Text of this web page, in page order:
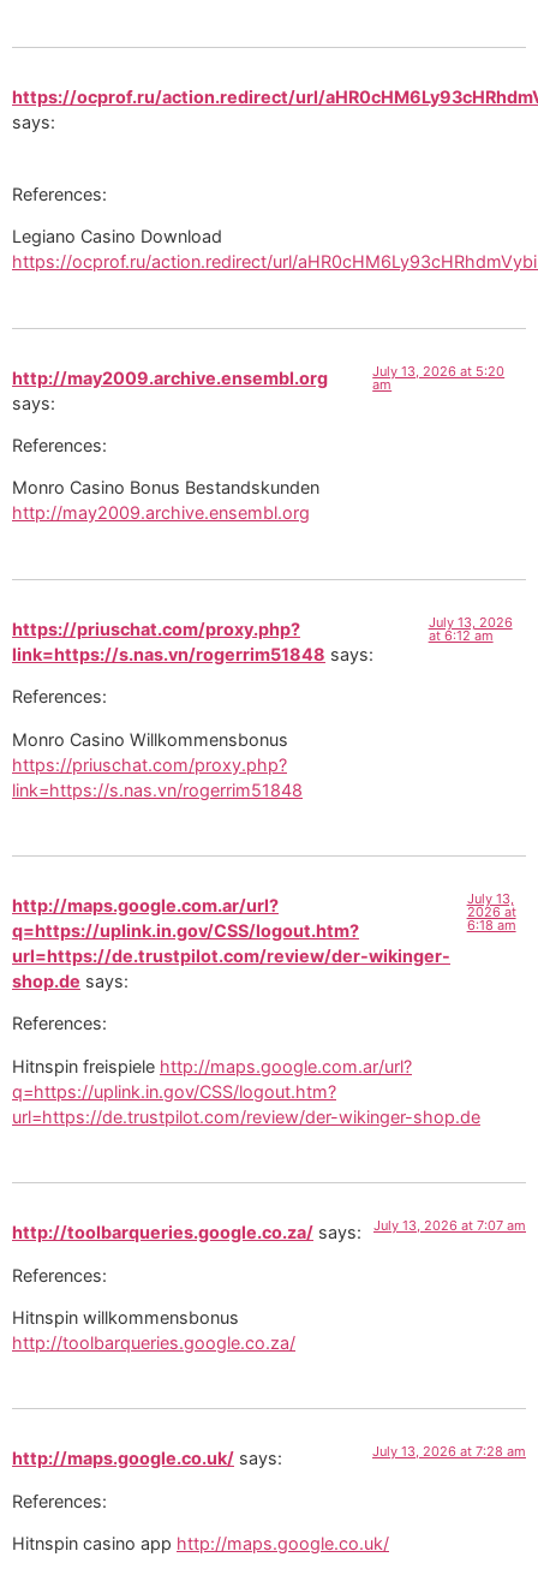
https://ocprof.ru/action.redirect/url/
says:
References:
Legiano Casino Download
https://ocprof.ru/action.redirect/url/
http://may2009.archive.ensembl.org
says:
July 13, 2026 at 5:20
am
References:
Monro Casino Bonus Bestandskunden
http://may2009.archive.ensembl.org
https://priuschat.com/proxy.php?
link=https://s.nas.vn/rogerrim51848 says:
July 13, 2026
at 6:12 am
References:
Monro Casino Willkommensbonus
https://priuschat.com/proxy.php?
link=https://s.nas.vn/rogerrim51848
http://maps.google.com.ar/url?
q=https://uplink.in.gov/CSS/logout.htm?
url=https://de.trustpilot.com/review/der-wikinger-
shop.de says:
July 13,
2026 at
6:18 am
References:
Hitnspin freispiele http://maps.google.com.ar/url?
q=https://uplink.in.gov/CSS/logout.htm?
url=https://de.trustpilot.com/review/der-wikinger-shop.de
http://toolbarqueries.google.co.za/ says: July 13, 2026 at 7:07 am
References:
Hitnspin willkommensbonus
http://toolbarqueries.google.co.za/
http://maps.google.co.uk/ says: July 13, 2026 at 7:28 am
References:
Hitnspin casino app http://maps.google.co.uk/